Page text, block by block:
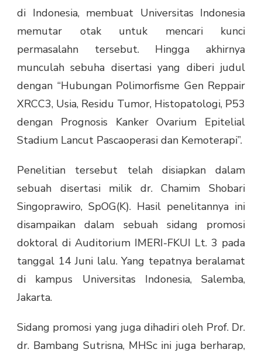
di Indonesia, membuat Universitas Indonesia
memutar otak untuk mencari kunci
permasalahn tersebut. Hingga akhirnya
munculah sebuha disertasi yang diberi judul
dengan “Hubungan Polimorfisme Gen Reppair
XRCC3, Usia, Residu Tumor, Histopatologi, P53
dengan Prognosis Kanker Ovarium Epitelial
Stadium Lancut Pascaoperasi dan Kemoterapi”.
Penelitian tersebut telah disiapkan dalam
sebuah disertasi milik dr. Chamim Shobari
Singoprawiro, SpOG(K). Hasil penelitannya ini
disampaikan dalam sebuah sidang promosi
doktoral di Auditorium IMERI-FKUI Lt. 3 pada
tanggal 14 Juni lalu. Yang tepatnya beralamat
di kampus Universitas Indonesia, Salemba,
Jakarta.
Sidang promosi yang juga dihadiri oleh Prof. Dr.
dr. Bambang Sutrisna, MHSc ini juga berharap,